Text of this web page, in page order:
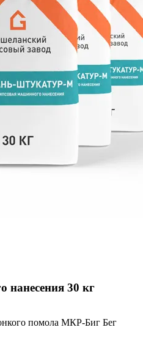
30 кг